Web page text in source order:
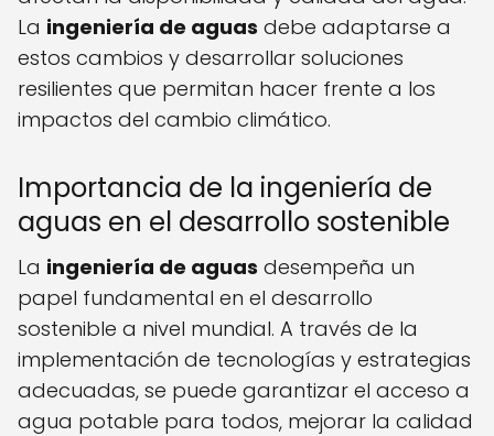
La ingeniería de aguas debe adaptarse a
estos cambios y desarrollar soluciones
resilientes que permitan hacer frente a los
impactos del cambio climático.
Importancia de la ingeniería de
aguas en el desarrollo sostenible
La ingeniería de aguas desempeña un
papel fundamental en el desarrollo
sostenible a nivel mundial. A través de la
implementación de tecnologías y estrategias
adecuadas, se puede garantizar el acceso a
agua potable para todos, mejorar la calidad